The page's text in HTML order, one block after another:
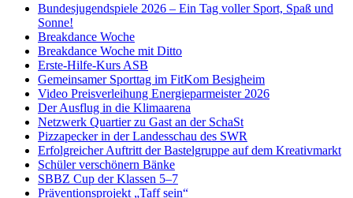
Bundesjugendspiele 2026 – Ein Tag voller Sport, Spaß und
Sonne!
Breakdance Woche
Breakdance Woche mit Ditto
Erste-Hilfe-Kurs ASB
Gemeinsamer Sporttag im FitKom Besigheim
Video Preisverleihung Energieparmeister 2026
Der Ausflug in die Klimaarena
Netzwerk Quartier zu Gast an der SchaSt
Pizzapecker in der Landesschau des SWR
Erfolgreicher Auftritt der Bastelgruppe auf dem Kreativmarkt
Schüler verschönern Bänke
SBBZ Cup der Klassen 5–7
Präventionsprojekt „Taff sein“